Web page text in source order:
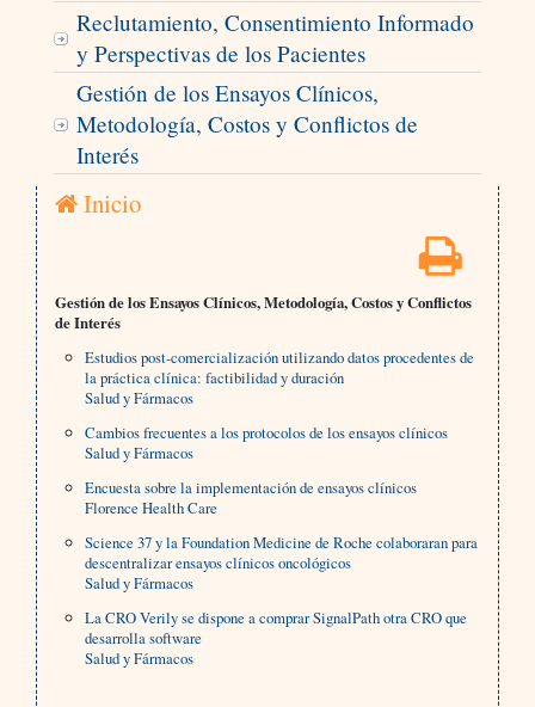
Reclutamiento, Consentimiento Informado
y Perspectivas de los Pacientes
Gestión de los Ensayos Clínicos,
Metodología, Costos y Conflictos de
Interés
Inicio
Gestión de los Ensayos Clínicos, Metodología, Costos y Conflictos
de Interés
Estudios post-comercialización utilizando datos procedentes de
la práctica clínica: factibilidad y duración
Salud y Fármacos
Cambios frecuentes a los protocolos de los ensayos clínicos
Salud y Fármacos
Encuesta sobre la implementación de ensayos clínicos
Florence Health Care
Science 37 y la Foundation Medicine de Roche colaboraran para
descentralizar ensayos clínicos oncológicos
Salud y Fármacos
La CRO Verily se dispone a comprar SignalPath otra CRO que
desarrolla software
Salud y Fármacos